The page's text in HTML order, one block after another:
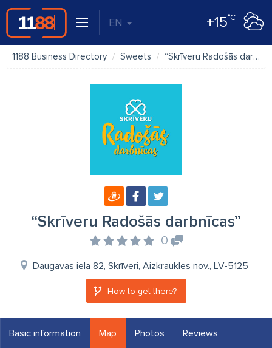
EN +15°C
1188 Business Directory Sweets “Skrīveru Radošās darbnīcas”
“Skrīveru Radošās darbnīcas”
0
Daugavas iela 82, Skrīveri, Aizkraukles nov., LV-5125
How to get there?
Basic information Map Photos Reviews